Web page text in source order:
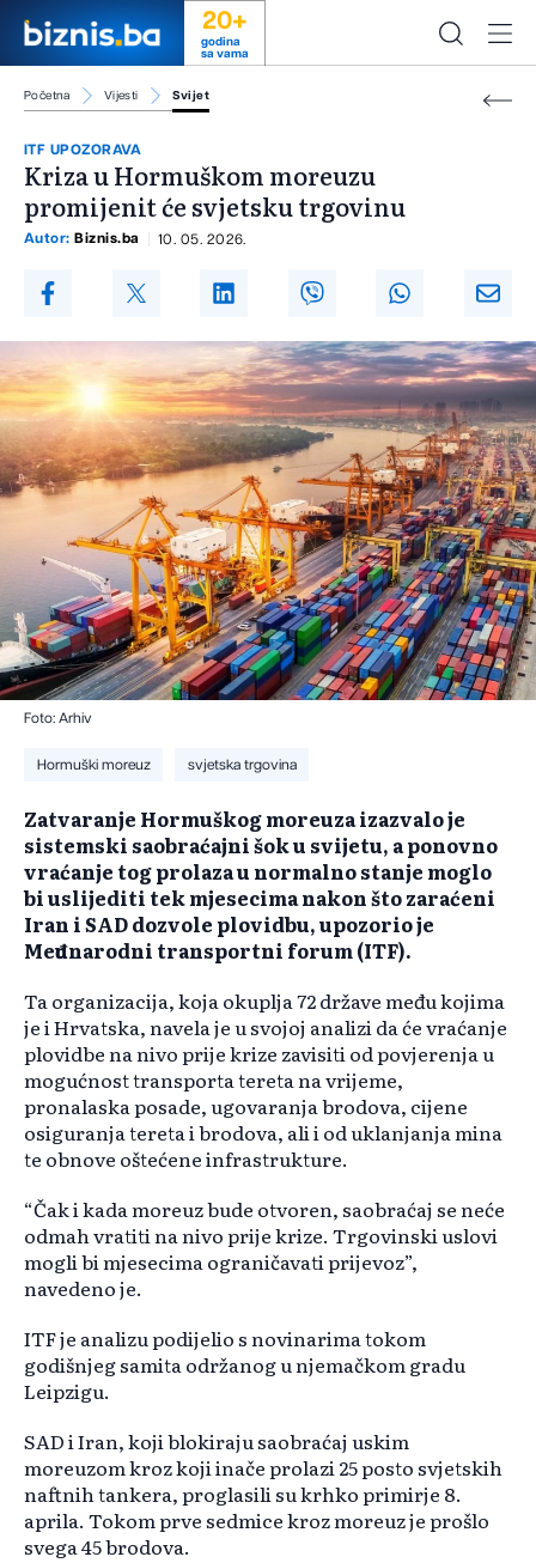
20+
godina
sa vama
Početna Vijesti Svijet
ITF UPOZORAVA
Kriza u Hormuškom moreuzu
promijenit će svjetsku trgovinu
Autor: Biznis.ba 10. 05. 2026.
Foto: Arhiv
Hormuški moreuz svjetska trgovina
Zatvaranje Hormuškog moreuza izazvalo je
sistemski saobraćajni šok u svijetu, a ponovno
vraćanje tog prolaza u normalno stanje moglo
bi uslijediti tek mjesecima nakon što zaraćeni
Iran i SAD dozvole plovidbu, upozorio je
Međunarodni transportni forum (ITF).
Ta organizacija, koja okuplja 72 države među kojima
je i Hrvatska, navela je u svojoj analizi da će vraćanje
plovidbe na nivo prije krize zavisiti od povjerenja u
mogućnost transporta tereta na vrijeme,
pronalaska posade, ugovaranja brodova, cijene
osiguranja tereta i brodova, ali i od uklanjanja mina
te obnove oštećene infrastrukture.
“Čak i kada moreuz bude otvoren, saobraćaj se neće
odmah vratiti na nivo prije krize. Trgovinski uslovi
mogli bi mjesecima ograničavati prijevoz”,
navedeno je.
ITF je analizu podijelio s novinarima tokom
godišnjeg samita održanog u njemačkom gradu
Leipzigu.
SAD i Iran, koji blokiraju saobraćaj uskim
moreuzom kroz koji inače prolazi 25 posto svjetskih
naftnih tankera, proglasili su krhko primirje 8.
aprila. Tokom prve sedmice kroz moreuz je prošlo
svega 45 brodova.